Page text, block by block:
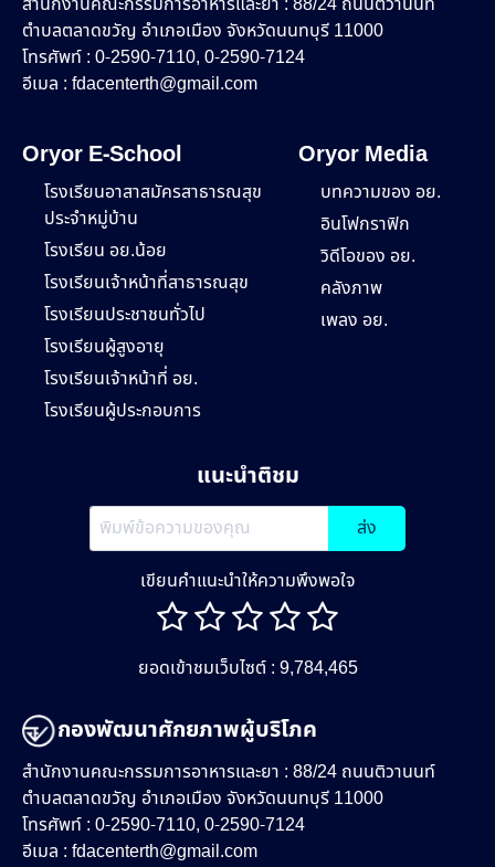
ตำบลตลาดขวัญ อำเภอเมือง จังหวัดนนทบุรี 11000
โทรศัพท์ : 0-2590-7110, 0-2590-7124
อีเมล : fdacenterth@gmail.com
Oryor E-School
โรงเรียนอาสาสมัครสาธารณสุข
ประจำหมู่บ้าน
โรงเรียน อย.น้อย
โรงเรียนเจ้าหน้าที่สาธารณสุข
โรงเรียนประชาชนทั่วไป
โรงเรียนผู้สูงอายุ
โรงเรียนเจ้าหน้าที่ อย.
โรงเรียนผู้ประกอบการ
Oryor Media
บทความของ อย.
อินโฟกราฟิก
วิดีโอของ อย.
คลังภาพ
เพลง อย.
แนะนำติชม
ส่ง
เขียนคำแนะนำให้ความพึงพอใจ
ยอดเข้าชมเว็บไซต์ : 9,784,465
กองพัฒนาศักยภาพผู้บริโภค
สำนักงานคณะกรรมการอาหารและยา : 88/24 ถนนติวานนท์
ตำบลตลาดขวัญ อำเภอเมือง จังหวัดนนทบุรี 11000
โทรศัพท์ : 0-2590-7110, 0-2590-7124
อีเมล : fdacenterth@gmail.com